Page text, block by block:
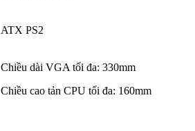
ATX PS2
Chiều dài VGA tối đa: 330mm
Chiều cao tản CPU tối đa: 160mm